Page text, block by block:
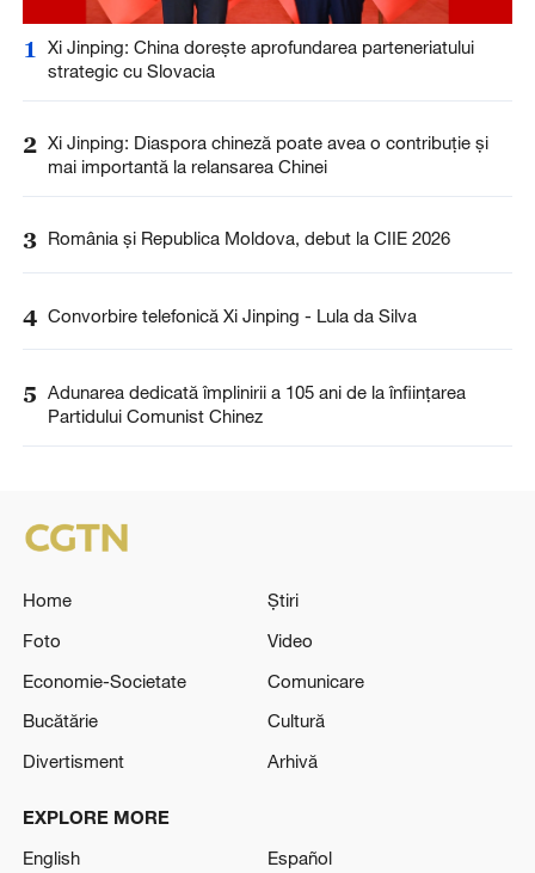
1
Xi Jinping: China dorește aprofundarea parteneriatului
strategic cu Slovacia
2 Xi Jinping: Diaspora chineză poate avea o contribuție și
mai importantă la relansarea Chinei
3 România și Republica Moldova, debut la CIIE 2026
4 Convorbire telefonică Xi Jinping - Lula da Silva
5 Adunarea dedicată împlinirii a 105 ani de la înființarea
Partidului Comunist Chinez
Home
Știri
Foto
Video
Economie-Societate
Comunicare
Bucătărie
Cultură
Divertisment
Arhivă
EXPLORE MORE
English
Español